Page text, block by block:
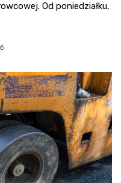
Od poniedziałku,